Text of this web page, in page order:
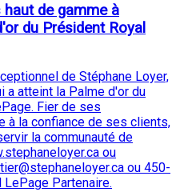
de gamme à
du Président Royal
de Stéphane Loyer,
a atteint la Palme d'or du
Fier de ses
à la confiance de ses clients,
la communauté de
ou
ou 450-
Partenaire.